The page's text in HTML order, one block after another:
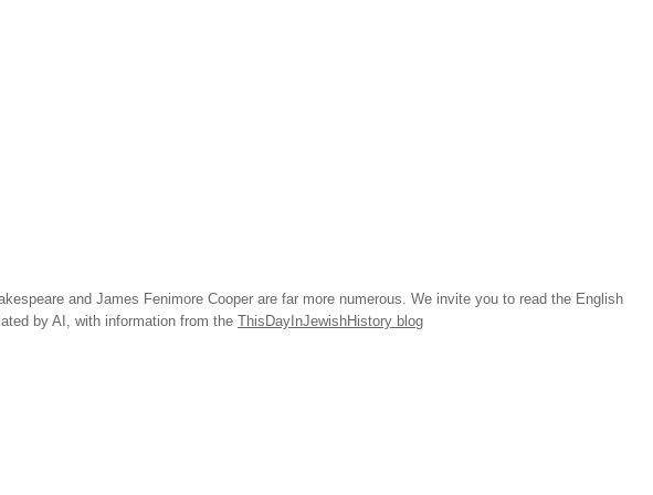
and James Fenimore Cooper are far more numerous. We invite you to read the English
by AI, with information from the ThisDayInJewishHistory blog